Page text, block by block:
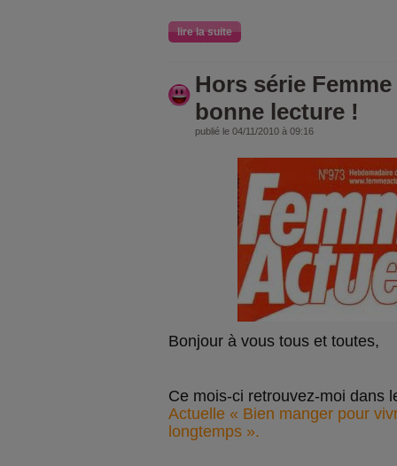
lire la suite
Hors série
bonne lecture !
publié le 04/11/2010 à 09:16
Bonjour à vous tous et toutes,
Ce mois-ci retrouvez-moi dans
Actuelle « Bien manger pour
longtemps ».